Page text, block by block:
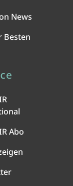
News
Besten
Abo